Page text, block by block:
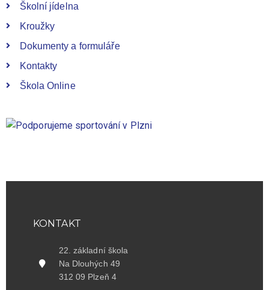
Školní jídelna
Kroužky
Dokumenty a formuláře
Kontakty
Škola Online
KONTAKT
22. základní škola
Na Dlouhých 49
312 09 Plzeň 4